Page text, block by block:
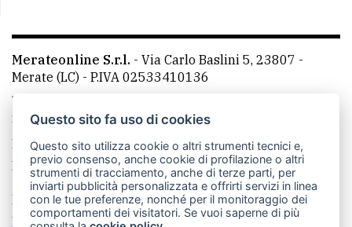
Merateonline S.r.l. - Via Carlo Baslini 5, 23807 -
Merate (LC) - P.IVA 02533410136
Telefono:
mail: redazione@leccoonline.com
La redazione
MerateOnline CasateOnline
RSS
Made by VIP
Privacy policy
Cookie policy
Rivedi le tue scelte sui cookie
Questo sito fa uso di cookies
Questo sito utilizza cookie o altri strumenti tecnici e,
previo consenso, anche cookie di profilazione o altri
strumenti di tracciamento, anche di terze parti, per
inviarti pubblicità personalizzata e offrirti servizi in linea
con le tue preferenze, nonché per il monitoraggio dei
comportamenti dei visitatori. Se vuoi saperne di più